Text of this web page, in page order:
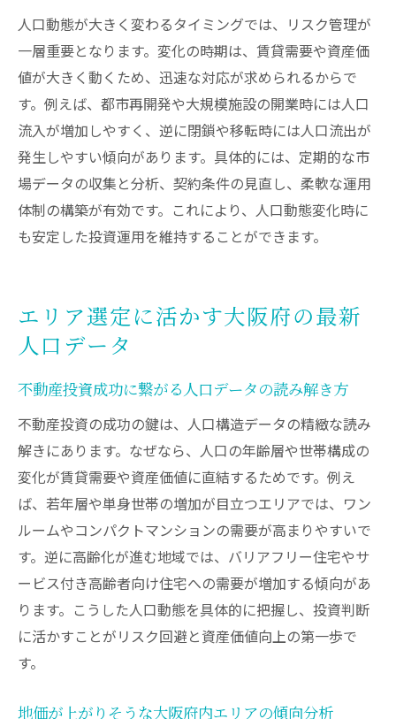
人口動態が大きく変わるタイミングでは、リスク管理が
一層重要となります。変化の時期は、賃貸需要や資産価
値が大きく動くため、迅速な対応が求められるからで
す。例えば、都市再開発や大規模施設の開業時には人口
流入が増加しやすく、逆に閉鎖や移転時には人口流出が
発生しやすい傾向があります。具体的には、定期的な市
場データの収集と分析、契約条件の見直し、柔軟な運用
体制の構築が有効です。これにより、人口動態変化時に
も安定した投資運用を維持することができます。
エリア選定に活かす大阪府の最新
人口データ
不動産投資成功に繋がる人口データの読み解き方
不動産投資の成功の鍵は、人口構造データの精緻な読み
解きにあります。なぜなら、人口の年齢層や世帯構成の
変化が賃貸需要や資産価値に直結するためです。例え
ば、若年層や単身世帯の増加が目立つエリアでは、ワン
ルームやコンパクトマンションの需要が高まりやすいで
す。逆に高齢化が進む地域では、バリアフリー住宅やサ
ービス付き高齢者向け住宅への需要が増加する傾向があ
ります。こうした人口動態を具体的に把握し、投資判断
に活かすことがリスク回避と資産価値向上の第一歩で
す。
地価が上がりそうな大阪府内エリアの傾向分析